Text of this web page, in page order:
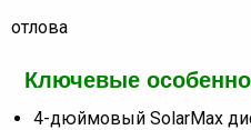
отлова
Ключевые
4-дюймовый SolarMax